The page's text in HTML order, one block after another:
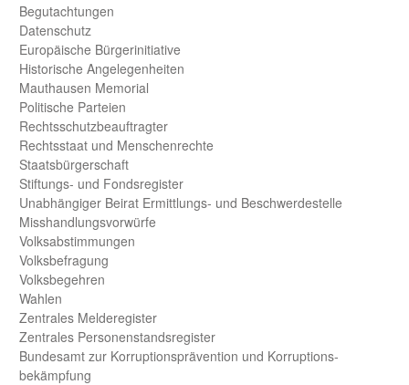
Begut­achtungen
Daten­schutz
Europäische Bürger­initiative
Historische Angelegen­heiten
Mauthausen Memorial
Politische Parteien
Rechts­schutz­beauftragter
Rechts­staat und Menschen­rechte
Staats­bürger­schaft
Stiftungs- und Fonds­register
Unab­hängiger Beirat Ermittlungs- und Beschwerde­stelle
Misshandlungs­vorwürfe
Volks­abstimmungen
Volks­befragung
Volks­begehren
Wahlen
Zentrales Melde­register
Zentrales Personen­stands­register
Bundes­amt zur Korrup­tions­prävention und Korrup­tions­
bekämpfung